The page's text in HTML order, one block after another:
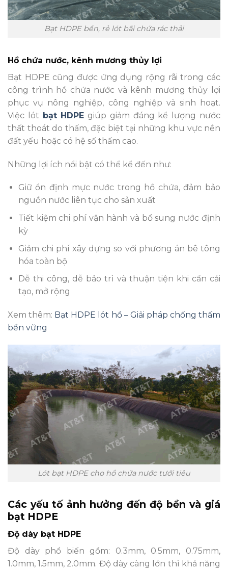
Bạt HDPE bền, rẻ lót bãi chứa rác thải
Hồ chứa nước, kênh mương thủy lợi
Bạt HDPE cũng được ứng dụng rộng rãi trong các
công trình hồ chứa nước và kênh mương thủy lợi
phục vụ nông nghiệp, công nghiệp và sinh hoạt.
Việc lót bạt HDPE giúp giảm đáng kể lượng nước
thất thoát do thấm, đặc biệt tại những khu vực nền
đất yếu hoặc có hệ số thấm cao.
Những lợi ích nổi bật có thể kể đến như:
Giữ ổn định mực nước trong hồ chứa, đảm bảo
nguồn nước liên tục cho sản xuất
Tiết kiệm chi phí vận hành và bổ sung nước định
kỳ
Giảm chi phí xây dựng so với phương án bê tông
hóa toàn bộ
Dễ thi công, dễ bảo trì và thuận tiện khi cần cải
tạo, mở rộng
Xem thêm: Bạt HDPE lót hồ – Giải pháp chống thấm
bền vững
Lót bạt HDPE cho hồ chứa nước tưới tiêu
Các yếu tố ảnh hưởng đến độ bền và giá
bạt HDPE
Độ dày bạt HDPE
Độ dày phổ biến gồm: 0.3mm, 0.5mm, 0.75mm,
1.0mm, 1.5mm, 2.0mm. Độ dày càng lớn thì khả năng